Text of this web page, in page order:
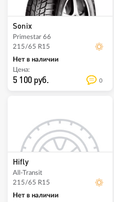
Sonix
Primestar 66
215/65 R15
Нет в наличии
Цена:
5 100 руб. 0
Hifly
All-Transit
215/65 R15
Нет в наличии